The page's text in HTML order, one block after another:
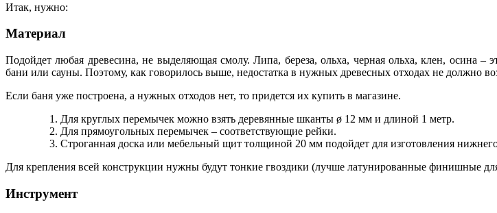
Итак, нужно:
Материал
Подойдет любая древесина, не выделяющая смолу. Липа, береза, ольха, черная ольха, клен, осина –
бани или сауны. Поэтому, как говорилось выше, недостатка в нужных древесных отходах не должно
Если баня уже построена, а нужных отходов нет, то придется их купить в магазине.
Для круглых перемычек можно взять деревянные шканты ø 12 мм и длиной 1 метр.
Для прямоугольных перемычек – соответствующие рейки.
Строганная доска или мебельный щит толщиной 20 мм подойдет для изготовления
Для крепления всей конструкции нужны будут тонкие гвоздики (лучше латунированные финишные
Инструмент